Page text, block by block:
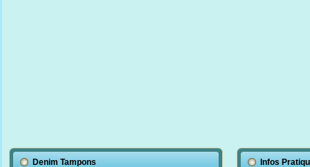
Denim Tampons Infos